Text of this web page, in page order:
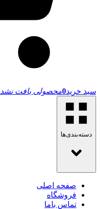
سبد خرید0محصولی یافت نشد
دسته‌بندی‌ها
صفحه اصلی
فروشگاه
تماس باما